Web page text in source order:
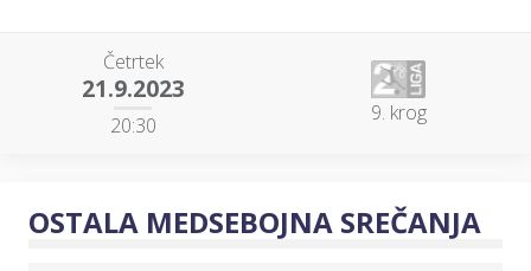
Četrtek
21.9.2023
20:30 9. krog
OSTALA MEDSEBOJNA SREČANJA